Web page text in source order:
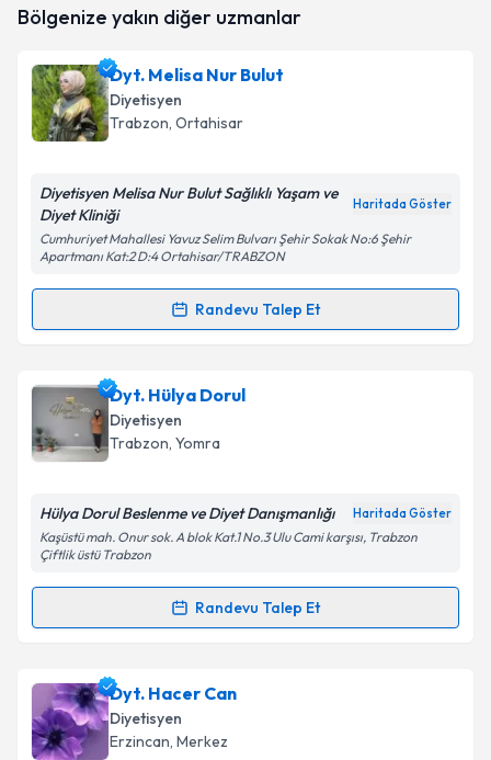
Bölgenize yakın diğer uzmanlar
Dyt. Melisa Nur Bulut
Diyetisyen
Trabzon, Ortahisar
Diyetisyen Melisa Nur Bulut Sağlıklı Yaşam ve
Diyet Kliniği
Haritada Göster
Cumhuriyet Mahallesi Yavuz Selim Bulvarı Şehir Sokak No:6 Şehir
Apartmanı Kat:2 D:4 Ortahisar/TRABZON
Randevu Talep Et
Randevu Takvimi Talebi
Dyt. Melisa Nur Bulutiçin randevu takvimi talebi
oluşturun. Size bu uzmandan randevu almanız için bir
takvim hazırlandığında e-posta ile bilgilendireceğiz.
Kişisel verilerimin işlenmesine ilişkinAydınlatma
'ni okudum ve kişisel verilerimin belirtilen
kapsamda işlenmesini kabul ediyorum.
Takvim Talebini Gönder
Dyt. Hülya Dorul
Diyetisyen
Trabzon, Yomra
Hülya Dorul Beslenme ve Diyet Danışmanlığı Haritada Göster
Kaşüstü mah. Onur sok. A blok Kat.1 No.3 Ulu Cami karşısı, Trabzon
Çiftlik üstü Trabzon
Randevu Talep Et
Randevu Takvimi Talebi
Dyt. Hülya Doruliçin randevu takvimi talebi oluşturun.
Size bu uzmandan randevu almanız için bir takvim
hazırlandığında e-posta ile bilgilendireceğiz.
Dyt. Hacer Can
Diyetisyen
Erzincan, Merkez